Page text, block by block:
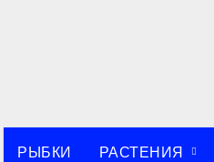
РЫБКИ РАСТЕНИЯ